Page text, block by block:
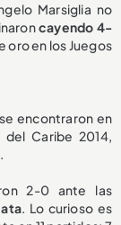
Marsiglia no
cayendo 4-
oro en los Juegos
encontraron en
Caribe 2014,
.
2-0 ante las
. Lo curioso es